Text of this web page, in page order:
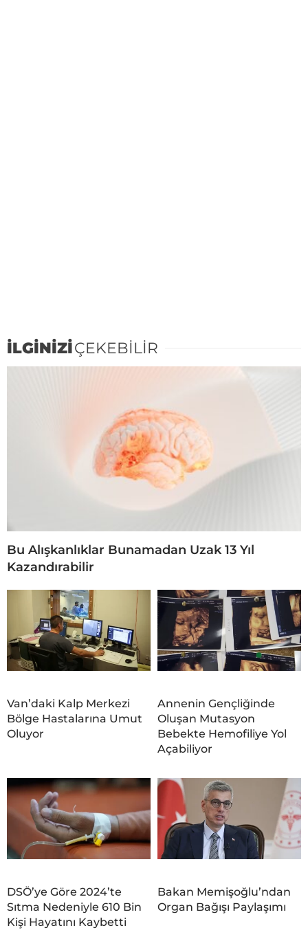
İLGİNİZİÇEKEBİLİR
Bu Alışkanlıklar Bunamadan Uzak 13 Yıl
Kazandırabilir
Van’daki Kalp Merkezi
Bölge Hastalarına Umut
Oluyor
Annenin Gençliğinde
Oluşan Mutasyon
Bebekte Hemofiliye Yol
Açabiliyor
DSÖ’ye Göre 2024’te
Sıtma Nedeniyle 610 Bin
Kişi Hayatını Kaybetti
Bakan Memişoğlu’ndan
Organ Bağışı Paylaşımı